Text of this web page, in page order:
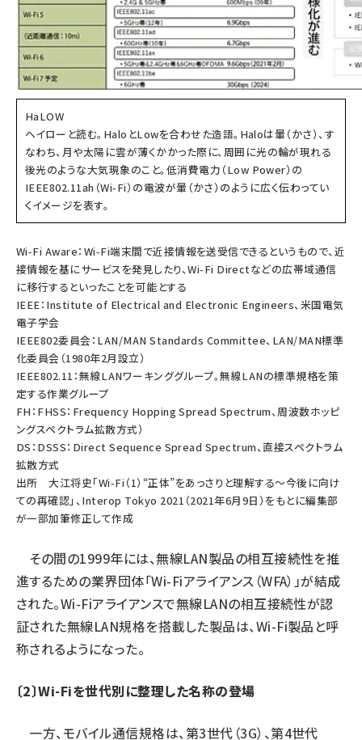
HaLOW
ヘイローと読む。HaloとLowを合わせた造語。Haloは暈（かさ）、す
なわち、月や太陽に雲が薄くかかった際に、周囲に光の輪が現れる
後光のような大気現象のこと。低消費電力（Low Power）の
IEEE802.11ah（Wi-Fi）の電波が暈（かさ）のように広く伝わってい
くイメージを表す。
Wi-Fi Aware：Wi-Fi端末間で近接情報を送受信できるというもので、近
接情報を基にサービスを発見したり、Wi-Fi Directなどの広帯域通信
に移行するといったことを可能とする
IEEE：Institute of Electrical and Electronic Engineers、米国電気
電子学会
IEEE802委員会：LAN/MAN Standards Committee、LAN/MAN標準
化委員会（1980年2月設立）
IEEE802.11：無線LANワーキンググループ。無線LANの標準規格を策
定する作業グループ
FH：FHSS：Frequency Hopping Spread Spectrum、周波数ホッピ
ングスペクトラム拡散方式）
DS：DSSS：Direct Sequence Spread Spectrum、直接スペクトラム
拡散方式
出所 大江将史「Wi-Fi（1）“正体”をあっさりと理解する〜今後に向け
ての再確認」、Interop Tokyo 2021（2021年6月9日）をもとに編集部
が一部加筆修正して作成
その間の1999年には、無線LAN製品の相互接続性を推
進するための業界団体「Wi-Fiアライアンス（WFA）」が結成
された。Wi-Fiアライアンスで無線LANの相互接続性が認
証された無線LAN規格を搭載した製品は、Wi-Fi製品と呼
称されるようになった。
〔2〕Wi-Fiを世代別に整理した名称の登場
一方、モバイル通信規格は、第3世代（3G）、第4世代